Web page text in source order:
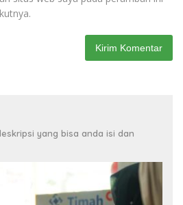
yang bisa anda isi dan